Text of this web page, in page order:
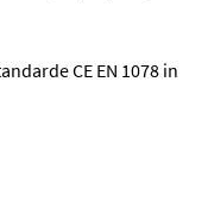
CE EN 1078 in